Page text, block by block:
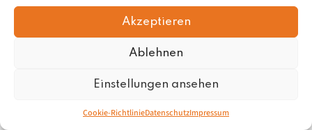
Akzeptieren
Ablehnen
Einstellungen ansehen
Cookie-RichtlinieDatenschutzImpressum